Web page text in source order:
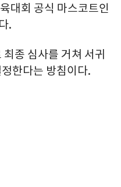
대회 공식 마스코트인
.
종 심사를 거쳐 서귀
한다는 방침이다.